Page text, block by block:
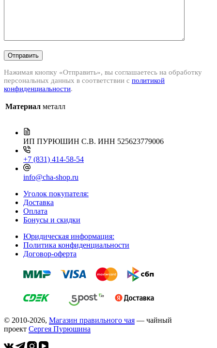
Отправить
Нажимая кнопку «Отправить», вы соглашаетесь на обработку
персональных данных в соответствии с политикой
конфиденциальности.
Материал металл
ИП ПУРЮШИН С.В. ИНН 525623779006
+7 (831) 414-58-54
info@cha-shop.ru
Уголок покупателя:
Доставка
Оплата
Бонусы и скидки
Юридическая информация:
Политика конфиденциальности
Договор-оферта
© 2010-2026, Магазин правильного чая — чайный
проект Cергея Пурюшина